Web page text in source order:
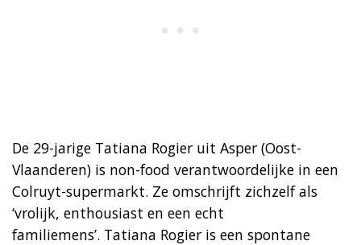
De 29-jarige Tatiana Rogier uit Asper (Oost-
Vlaanderen) is non-food verantwoordelijke in een
Colruyt-supermarkt. Ze omschrijft zichzelf als
‘vrolijk, enthousiast en een echt
familiemens’. Tatiana Rogier is een spontane